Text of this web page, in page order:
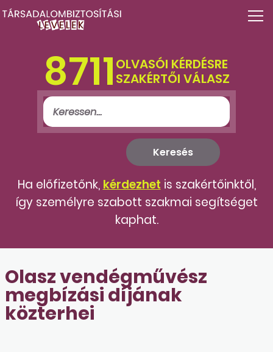
8711 OLVASÓI KÉRDÉSRE
SZAKÉRTŐI VÁLASZ
Ha előfizetőnk, kérdezhet is szakértőinktől,
így személyre szabott szakmai segítséget
kaphat.
Olasz vendégművész
megbízási díjának
közterhei